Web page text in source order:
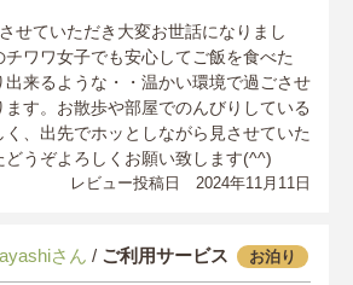
せていただき大変お世話になりまし
ワワ女子でも安心してご飯を食べた
出来るような・・温かい環境で過ごさせ
す。お散歩や部屋でのんびりしている
、出先でホッとしながら見させていた
どうぞよろしくお願い致します(^^)
レビュー投稿日 2024年11月11日
さん / ご利用サービス お泊り